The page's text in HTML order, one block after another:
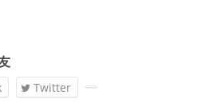
Twitter